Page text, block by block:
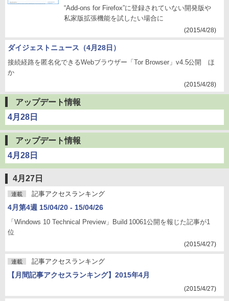
“Add-ons for Firefox”に登録されていない開発版や
私家版拡張機能を試したい場合に
(2015/4/28)
ダイジェストニュース（4月28日）
接続経路を匿名化できるWebブラウザー「Tor Browser」v4.5公開 ほ
か
(2015/4/28)
アップデート情報
4月28日
アップデート情報
4月28日
4月27日
連載 記事アクセスランキング
4月第4週 15/04/20 - 15/04/26
「Windows 10 Technical Preview」Build 10061公開を報じた記事が1
位
(2015/4/27)
連載 記事アクセスランキング
【月間記事アクセスランキング】2015年4月
(2015/4/27)